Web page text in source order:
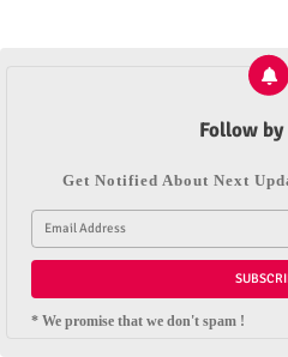
Follow
Get Notified About Next
* We promise that we don't spam !